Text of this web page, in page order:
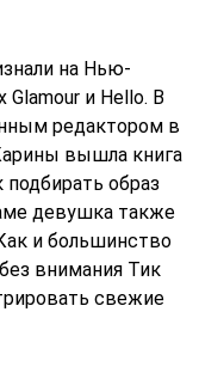
на Нью-
и Hello. В
редактором в
вышла книга
подбирать образ
девушка также
и большинство
внимания Тик
свежие